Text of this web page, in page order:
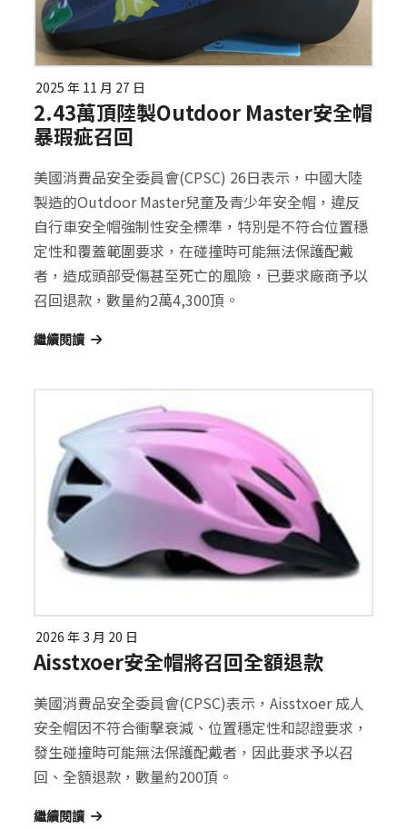
2025 年 11 月 27 日
2.43萬頂陸製Outdoor Master安全帽
暴瑕疵召回
美國消費品安全委員會(CPSC) 26日表示，中國大陸
製造的Outdoor Master兒童及青少年安全帽，違反
自行車安全帽強制性安全標準，特別是不符合位置穩
定性和覆蓋範圍要求，在碰撞時可能無法保護配戴
者，造成頭部受傷甚至死亡的風險，已要求廠商予以
召回退款，數量約2萬4,300頂。
繼續閱讀
2026 年 3 月 20 日
Aisstxoer安全帽將召回全額退款
美國消費品安全委員會(CPSC)表示，Aisstxoer 成人
安全帽因不符合衝擊衰減、位置穩定性和認證要求，
發生碰撞時可能無法保護配戴者，因此要求予以召
回、全額退款，數量約200頂。
繼續閱讀